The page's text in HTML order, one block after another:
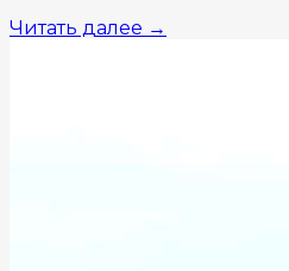
Читать далее →